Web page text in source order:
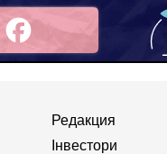
Редакция
Інвестори